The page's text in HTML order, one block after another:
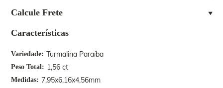
Características
Variedade Turmalina Paraíba
Peso Total 1,56 ct
Medidas 7,95x6,16x4,56mm
Calcule Frete